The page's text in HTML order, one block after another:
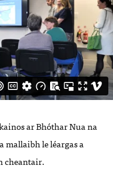
ar Bhóthar Nua na
mallaibh le léargas a
cheantair.